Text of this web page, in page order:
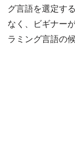
グ言語を選定す
なく、ビギナー
ラミング言語の